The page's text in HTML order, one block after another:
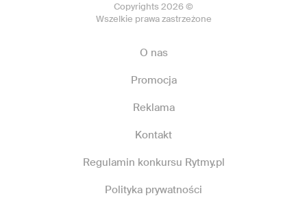
Copyrights 2026 ©
Wszelkie prawa zastrzeżone
O nas
Promocja
Reklama
Kontakt
Regulamin konkursu Rytmy.pl
Polityka prywatności